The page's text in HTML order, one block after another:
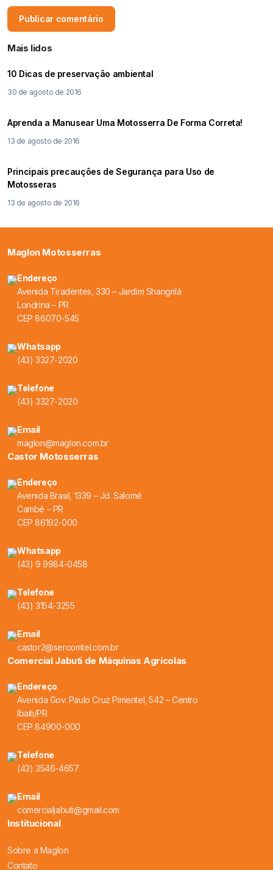
Mais lidos
10 Dicas de preservação ambiental
30 de agosto de 2016
Aprenda a Manusear Uma Motosserra De Forma Correta!
13 de agosto de 2016
Principais precauções de Segurança para Uso de
Motosseras
13 de agosto de 2016
Maglon Motosserras
Endereço
Avenida Tiradentes, 330 – Jardim Shangrilá
Londrina – PR
CEP 86070-545
Whatsapp
(43) 3327-2020
Telefone
(43) 3327-2020
Email
maglon@maglon.com.br
Castor Motosserras
Endereço
Avenida Brasil, 1339 – Jd. Salomé
Cambé – PR
CEP 86192-000
Whatsapp
(43) 9 9984-0458
Telefone
(43) 3154-3255
Email
castor2@sercomtel.com.br
Comercial Jabuti de Máquinas Agrícolas
Endereço
Avenida Gov. Paulo Cruz Pimentel, 542 – Centro
Ibaiti/PR
CEP 84900-000
Telefone
(43) 3546-4657
Email
comercialjabuti@gmail.com
Institucional
Sobre a Maglon
Contato